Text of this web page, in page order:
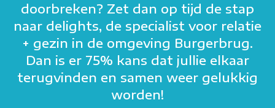
doorbreken? Zet dan op tijd de stap
naar delights, de specialist voor relatie
+ gezin in de omgeving Burgerbrug.
Dan is er 75% kans dat jullie elkaar
terugvinden en samen weer gelukkig
worden!